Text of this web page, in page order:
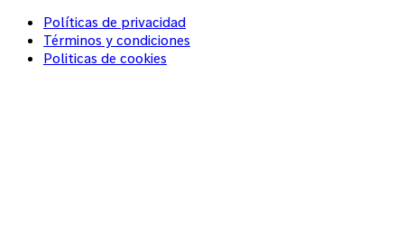
Políticas de privacidad
Términos y condiciones
Politicas de cookies